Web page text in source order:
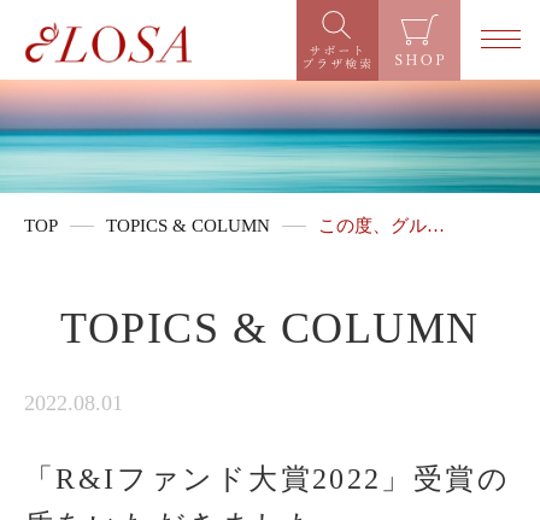
TOP TOPICS & COLUMN この度、グル…
TOPICS & COLUMN
2022.08.01
「R&Iファンド大賞2022」受賞の